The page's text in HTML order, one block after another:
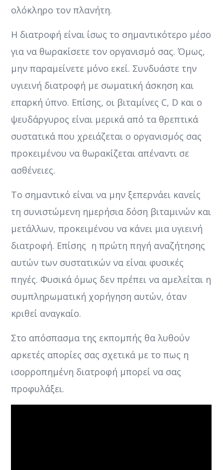
ολόκληρο τον πλανήτη.
Η διατροφή είναι ίσως το σημαντικότερο μέσο
για να θωρακίσετε τον οργανισμό σας. Όμως,
μην παραμείνετε μόνο εκεί. Συνδυάστε την
υγιεινή διατροφή με σωματική άσκηση και
επαρκή ύπνο. Επίσης, οι βιταμίνες C, D και ο
ψευδάργυρος είναι μερικά από τα θρεπτικά
συστατικά που χρειάζεται ο οργανισμός σας
προκειμένου να θωρακίζεται απέναντι σε
ασθένειες.
Το σημαντικό είναι να μην ξεπερνάει κανείς
τη συνιστώμενη ημερήσια δόση βιταμινών και
μετάλλων, προκειμένου να κάνει μια υγιεινή
διατροφή. Επίσης η πρώτη πηγή αναζήτησης
αυτών των συστατικών να είναι φυσικές
πηγές. Φυσικά όμως δεν πρέπει να αμελείται η
συμπληρωματική χορήγηση αυτών, όταν
κριθεί αναγκαίο.
Στο απόσπασμα της εκπομπής θα λυθούν
αρκετές απορίες σας σχετικά με το πως η
ισορροπημένη διατροφή μπορεί να σας
προφυλάξει.